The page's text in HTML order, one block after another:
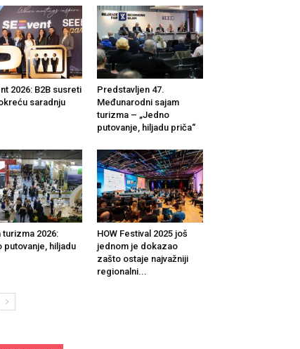
2026: B2B susreti
saradnju
Predstavljen 47.
Međunarodni sajam
turizma – „Jedno
putovanje, hiljadu priča“
turizma 2026:
putovanje, hiljadu
HOW Festival 2025 još
jednom je dokazao
zašto ostaje najvažniji
regionalni...